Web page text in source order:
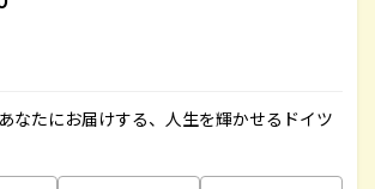
なたにお届けする、人生を輝かせるドイツ